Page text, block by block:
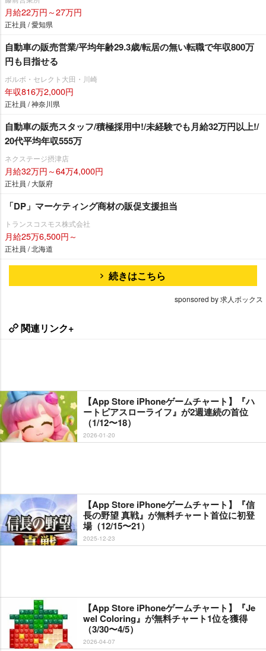
月給22万円～27万円
正社員 / 愛知県
自動車の販売営業/平均年齢29.3歳/転居の無い転職で年収800万
円も目指せる
ボルボ・セレクト大田・川崎
年収816万2,000円
正社員 / 神奈川県
自動車の販売スタッフ/積極採用中!/未経験でも月給32万円以上!/
20代平均年収555万
ネクステージ摂津店
月給32万円～64万4,000円
正社員 / 大阪府
「DP」マーケティング商材の販促支援担当
トランスコスモス株式会社
月給25万6,500円～
正社員 / 北海道
続きはこちら
sponsored by 求人ボックス
関連リンク+
【App Store iPhoneゲームチャート】『ハ
ートピアスローライフ』が2週連続の首位
（1/12〜18）
2026-01-20
【App Store iPhoneゲームチャート】『信
長の野望 真戦』が無料チャート首位に初登
場（12/15〜21）
2025-12-23
【App Store iPhoneゲームチャート】『Je
wel Coloring』が無料チャート1位を獲得
（3/30〜4/5）
2026-04-07